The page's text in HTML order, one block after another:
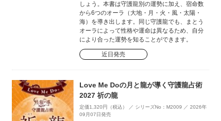
しょう。本書は守護龍別の運勢に加え、宿命数
から6つのオーラ（大地・月・火・風・太陽・
海）を導き出します。同じ守護龍でも、まとう
オーラによって性格や運命は異なるため、自分
により合った運勢を知ることができます。
近日発売
Love Me Doの月と龍が導く守護龍占術
2027 祈の龍
定価1,320円（税込） ／ シリーズNo：M2009 ／ 2026年
09月07日発売